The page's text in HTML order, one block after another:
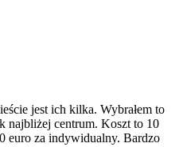
jest ich kilka. Wybrałem to
najbliżej centrum. Koszt to 10
euro za indywidualny. Bardzo